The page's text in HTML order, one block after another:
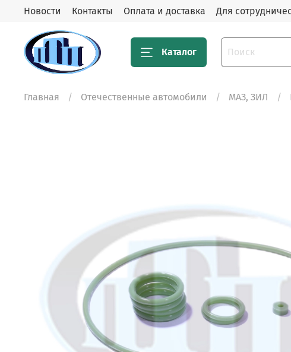
Новости Контакты Оплата и доставка Для
Каталог
Главная Отечественные автомобили МАЗ, ЗИЛ